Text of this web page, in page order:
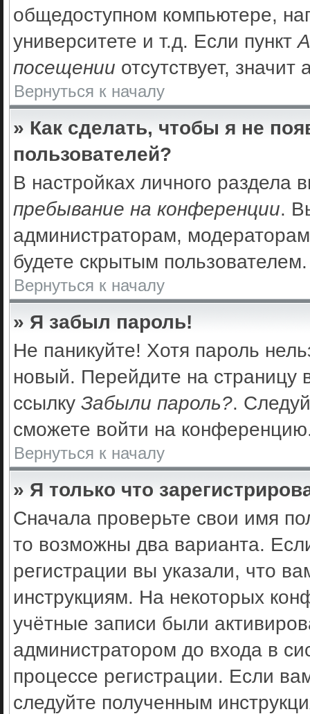
общедоступном компьютере,
университете и т.д. Если пункт
посещении отсутствует,
Вернуться к началу
» Как сделать, чтобы я не
пользователей?
В настройках личного раздела
пребывание на конференции.
администраторам,
будете скрытым пользователем.
Вернуться к началу
» Я забыл пароль!
Не паникуйте! Хотя пароль
новый. Перейдите на
ссылку Забыли пароль?.
сможете войти на
Вернуться к началу
» Я только что
Сначала проверьте свои имя
то возможны два варианта.
регистрации вы указали, что
инструкциям. На некоторых
учётные записи были
администратором до входа в
процессе регистрации. Если
следуйте полученным